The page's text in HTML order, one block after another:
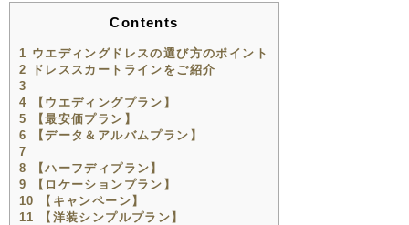
Contents
1 ウエディングドレスの選び方のポイント
2 ドレススカートラインをご紹介
3
4 【ウエディングプラン】
5 【最安価プラン】
6 【データ＆アルバムプラン】
7
8 【ハーフディプラン】
9 【ロケーションプラン】
10
【キャンペーン】
11
【洋装シンプルプラン】